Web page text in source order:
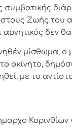
συμβατικής
Ζωής του
αρνητικός δεν
πληρωμή οποιουδήποτε τέλους,